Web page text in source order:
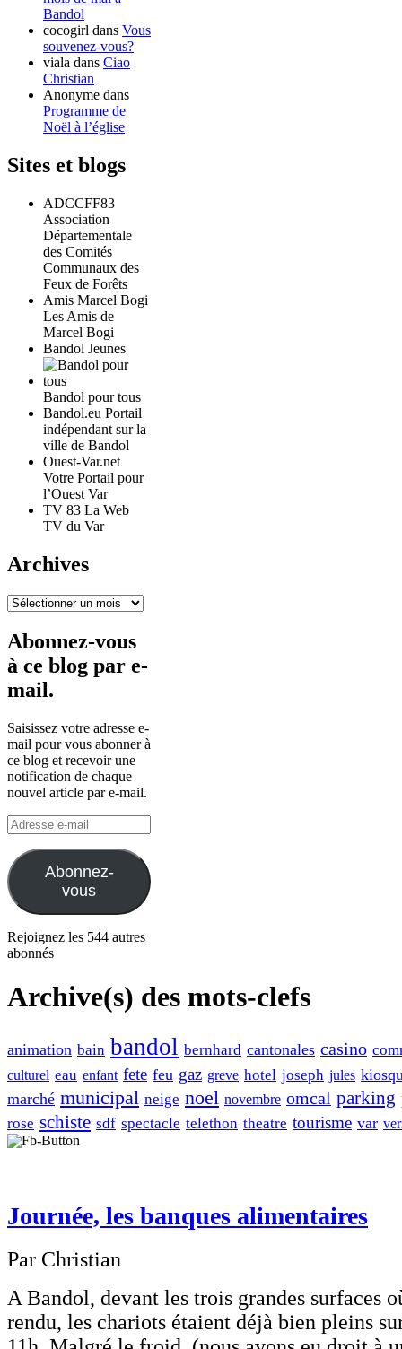
Bandol
cocogirl dans Vous
souvenez-vous?
viala dans Ciao
Christian
Anonyme dans
Programme de
Noël à l’église
Sites et blogs
ADCCFF83
Association
Départementale
des Comités
Communaux des
Feux de Forêts
Amis Marcel Bogi
Les Amis de
Marcel Bogi
Bandol Jeunes
Bandol pour tous
Bandol.eu Portail
indépendant sur la
ville de Bandol
Ouest-Var.net
Votre Portail pour
l’Ouest Var
TV 83 La Web
TV du Var
Archives
Archives
Abonnez-vous
à ce blog par e-
mail.
Saisissez votre adresse e-
mail pour vous abonner à
ce blog et recevoir une
notification de chaque
nouvel article par e-mail.
Adresse
e-
mail
Abonnez-
vous
Rejoignez les 544 autres
abonnés
Archive(s) des mots-clefs
animation bain bandol bernhard cantonales casino
culturel eau enfant fete feu gaz greve hotel joseph jules
marché municipal neige noel novembre omcal parking
rose schiste sdf spectacle telethon theatre tourisme var
Journée, les banques alimentaires
Par Christian
A Bandol, devant les trois grandes surfaces
rendu, les chariots étaient déjà bien pleins